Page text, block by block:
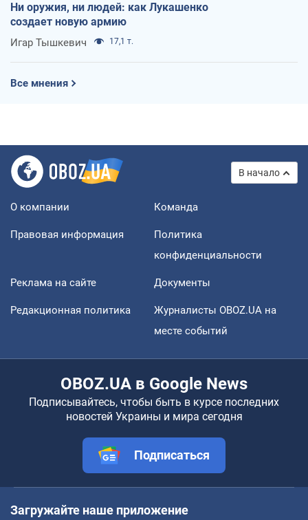
Ни оружия, ни людей: как Лукашенко
создает новую армию
Игар Тышкевич 17,1 т.
Все мнения
В начало
О компании Команда
Правовая информация
Политика
конфиденциальности
Реклама на сайте Документы
Редакционная политика
Журналисты OBOZ.UA на
месте событий
OBOZ.UA в Google News
Подписывайтесь, чтобы быть в курсе последних
новостей Украины и мира сегодня
Подписаться
Загружайте наше приложение